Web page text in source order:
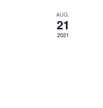
AUG.
21
2021